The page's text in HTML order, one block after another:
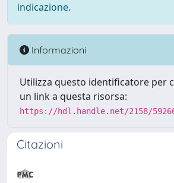
indicazione.
Informazioni
Utilizza questo identificatore per
un link a questa risorsa:
https://hdl.handle.net/2158/
Citazioni